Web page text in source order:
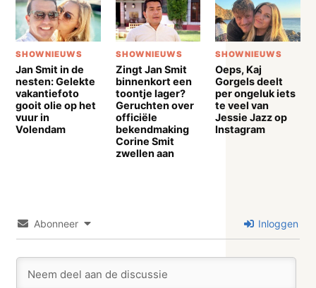
SHOWNIEUWS
Jan Smit in de
nesten: Gelekte
vakantiefoto
gooit olie op het
vuur in
Volendam
SHOWNIEUWS
Zingt Jan Smit
binnenkort een
toontje lager?
Geruchten over
officiële
bekendmaking
Corine Smit
zwellen aan
SHOWNIEUWS
Oeps, Kaj
Gorgels deelt
per ongeluk iets
te veel van
Jessie Jazz op
Instagram
Abonneer Inloggen